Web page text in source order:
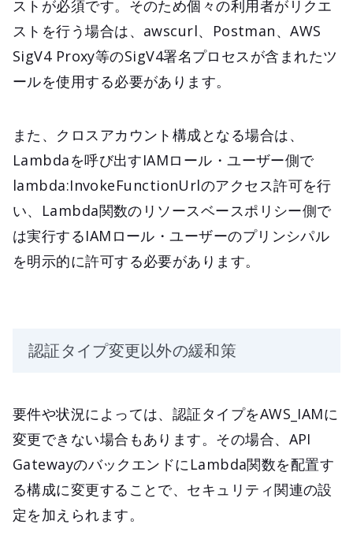
ストが必須です。そのため個々の利用者がリクエ
ストを行う場合は、awscurl、Postman、AWS
SigV4 Proxy等のSigV4署名プロセスが含まれたツ
ールを使用する必要があります。
また、クロスアカウント構成となる場合は、
Lambdaを呼び出すIAMロール・ユーザー側で
lambda:InvokeFunctionUrlのアクセス許可を行
い、Lambda関数のリソースベースポリシー側で
は実行するIAMロール・ユーザーのプリンシパル
を明示的に許可する必要があります。
認証タイプ変更以外の緩和策
要件や状況によっては、認証タイプをAWS_IAMに
変更できない場合もあります。その場合、API
GatewayのバックエンドにLambda関数を配置す
る構成に変更することで、セキュリティ関連の設
定を加えられます。